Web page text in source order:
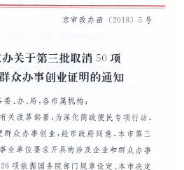
利企服務 投資項目
我要諮詢 我要建議
線上訪談 圖説互動